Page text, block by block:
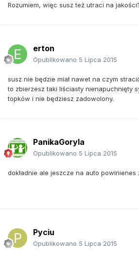
Rozumiem, więc susz też utraci na
erton
Opublikowano 5 Lipca 2015
susz nie będzie miał nawet na czym
to zbierzesz taki liściasty nienapuchnięty
topków i nie będziesz zadowolony.
PanikaGoryla
Opublikowano 5 Lipca 2015
dokładnie ale jeszcze na auto powinienes
Pyciu
Opublikowano 5 Lipca 2015